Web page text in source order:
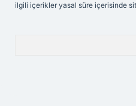
ilgili içerikler yasal süre içerisinde